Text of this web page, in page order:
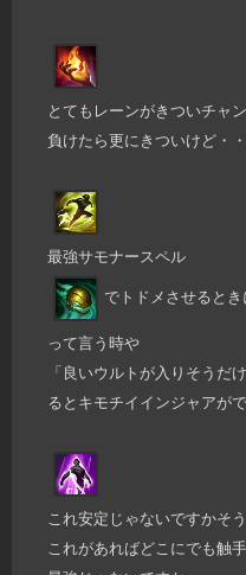
とてもレーンがきついチャ
負けたら更にきついけど・
最強サモナースペル
でトドメさせると
って言う時や
「良いウルトが入りそうだ
るとキモチイインジャアが
これ安定じゃないですかそ
これがあればどこにでも触